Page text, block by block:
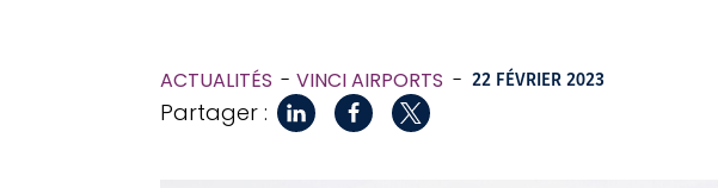
ACTUALITÉS VINCI AIRPORTS - 22 FÉVRIER 2023
Partager :